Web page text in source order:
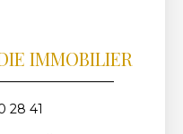
IMMOBILIER
28 41